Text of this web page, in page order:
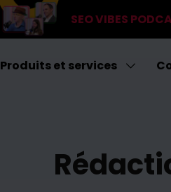
SEO VIBES
Produits et services